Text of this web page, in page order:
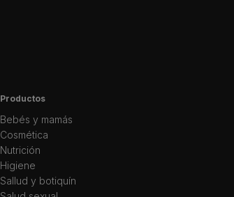
Productos
Bebés y mamás
Cosmética
Nutrición
Higiene
Sallud y botiquín